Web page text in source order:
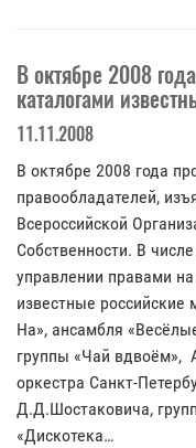
В октябре 2008
каталогами
11.11.2008
В октябре 2008 года
правообладателей,
Всероссийской
Собственности. В
управлении правами
известные
На», ансамбля
группы «Чай вдвоём»,
оркестра Санкт-
Д.Д.Шостаковича,
«Дискотека…